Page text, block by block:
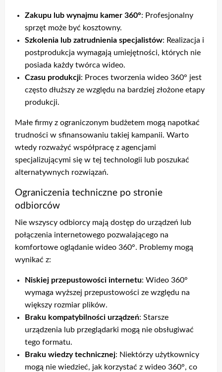
Zakupu lub wynajmu kamer 360°: Profesjonalny
sprzęt może być kosztowny.
Szkolenia lub zatrudnienia specjalistów: Realizacja i
postprodukcja wymagają umiejętności, których nie
posiada każdy twórca wideo.
Czasu produkcji: Proces tworzenia wideo 360° jest
często dłuższy ze względu na bardziej złożone etapy
produkcji.
Małe firmy z ograniczonym budżetem mogą napotkać
trudności w sfinansowaniu takiej kampanii. Warto
wtedy rozważyć współpracę z agencjami
specjalizującymi się w tej technologii lub poszukać
alternatywnych rozwiązań.
Ograniczenia techniczne po stronie
odbiorców
Nie wszyscy odbiorcy mają dostęp do urządzeń lub
połączenia internetowego pozwalającego na
komfortowe oglądanie wideo 360°. Problemy mogą
wynikać z:
Niskiej przepustowości internetu: Wideo 360°
wymaga wyższej przepustowości ze względu na
większy rozmiar plików.
Braku kompatybilności urządzeń: Starsze
urządzenia lub przeglądarki mogą nie obsługiwać
tego formatu.
Braku wiedzy technicznej: Niektórzy użytkownicy
mogą nie wiedzieć, jak korzystać z wideo 360°, co